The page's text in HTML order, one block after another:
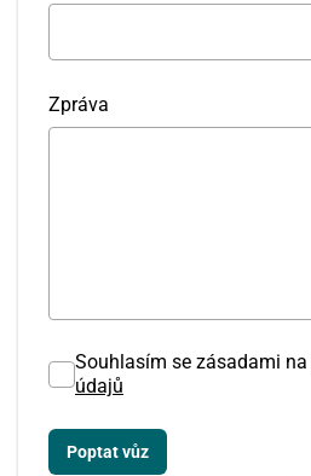
Zpráva
Souhlasím se zásadami na
údajů
27 28 29 30
3
10 11